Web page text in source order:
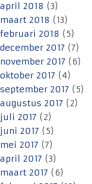
april 2018 (3)
maart 2018 (13)
februari 2018 (5)
december 2017 (7)
november 2017 (6)
oktober 2017 (4)
september 2017 (5)
augustus 2017 (2)
juli 2017 (2)
juni 2017 (5)
mei 2017 (7)
april 2017 (3)
maart 2017 (6)